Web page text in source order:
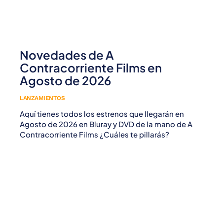
Novedades de A
Contracorriente Films en
Agosto de 2026
LANZAMIENTOS
Aquí tienes todos los estrenos que llegarán en
Agosto de 2026 en Bluray y DVD de la mano de A
Contracorriente Films ¿Cuáles te pillarás?